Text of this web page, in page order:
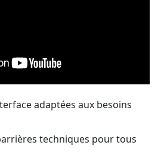
adaptées aux besoins
techniques pour tous